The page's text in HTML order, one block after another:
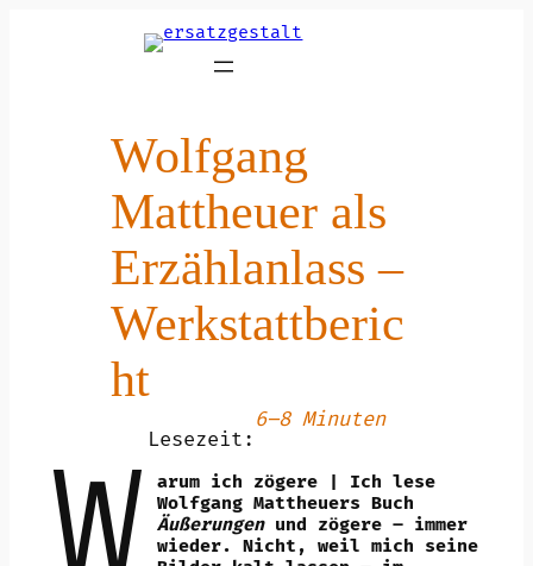
Wolfgang
Mattheuer als
Erzählanlass –
Werkstattberic
ht
Lesezeit:
6–8 Minuten
W
arum ich zögere | Ich lese
Wolfgang Mattheuers Buch
Äußerungenund zögere – immer
wieder. Nicht, weil mich seine